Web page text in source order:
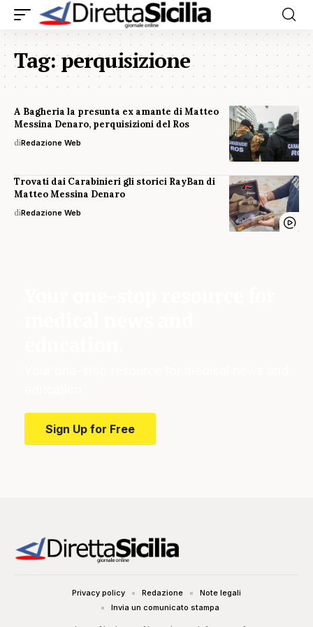
Tag:perquisizione
A Bagheria la presunta ex amante di Matteo
Messina Denaro, perquisizioni del Ros
diRedazione Web
Trovati dai Carabinieri gli storici RayBan di
Matteo Messina Denaro
diRedazione Web
Sign Up for Free
Privacy policy Redazione
Note legali
Invia un comunicato stampa